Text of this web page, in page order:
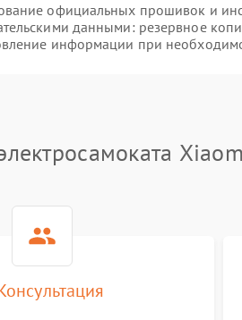
официальных прошивок и
данными: резервное
информации при